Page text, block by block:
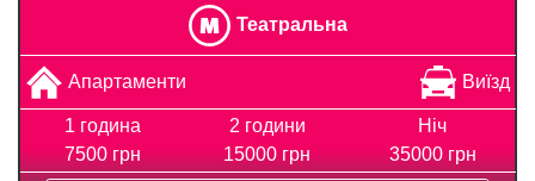
Театральна
Апартаменти Виїзд
1 година
7500 грн
2 години
15000 грн
Ніч
35000 грн